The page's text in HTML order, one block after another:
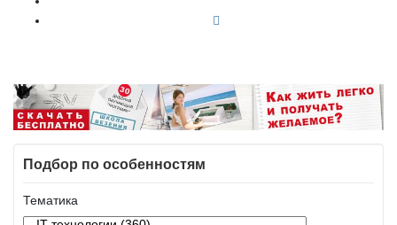
Подбор по особенностям
Тематика